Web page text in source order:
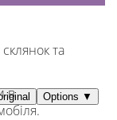
та
в